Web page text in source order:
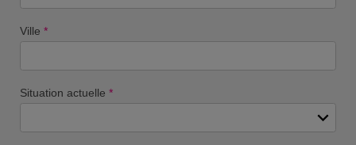
Ville *
Situation actuelle *